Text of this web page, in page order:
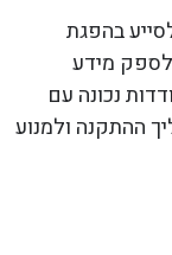
בהפגת
מידע
נכונה עם
ההתקנה ולמנוע